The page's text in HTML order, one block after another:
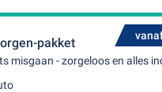
pakket
misgaan - zorgeloos en alles